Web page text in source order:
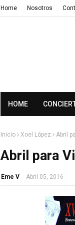
Home Nosotros
HOME
Inicio Xoel López Abril
Abril para
Eme V - Abril 05, 2016